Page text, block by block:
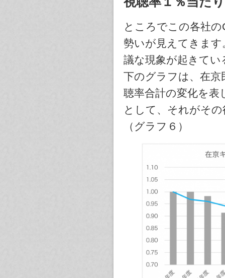
ところでこの各社
勢いが見えてきま
議な現象が起きて
下のグラフは、在京
聴率合計の変化を
として、それがそ
（グラフ６）